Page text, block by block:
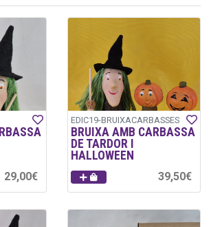
29,00€
EDIC19-BRUIXACARBASSES
BRUIXA AMB CARBASSA
DE TARDOR I
HALLOWEEN
39,50€